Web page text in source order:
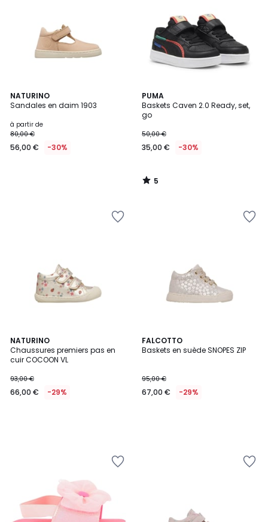
NATURINO
Sandales en daim 1903
à partir de
80,00 €
56,00 € -30%
PUMA
Baskets Caven 2.0 Ready, set,
go
50,00 €
35,00 € -30%
5
/
5
5
/
NATURINO
Chaussures premiers pas en
cuir COCOON VL
93,00 €
66,00 € -29%
FALCOTTO
Baskets en suède SNOPES ZIP
95,00 €
67,00 € -29%